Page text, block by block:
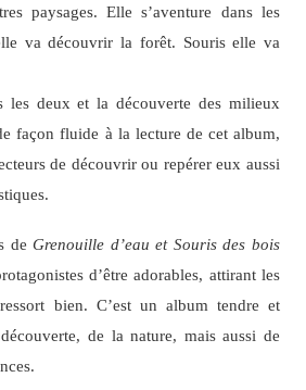
paysages. Elle s’aventure dans les
va découvrir la forêt. Souris elle va
les deux et la découverte des milieux
façon fluide à la lecture de cet album,
de découvrir ou repérer eux aussi
deGrenouille d’eau et Souris des bois
d’être adorables, attirant les
bien. C’est un album tendre et
de la nature, mais aussi de